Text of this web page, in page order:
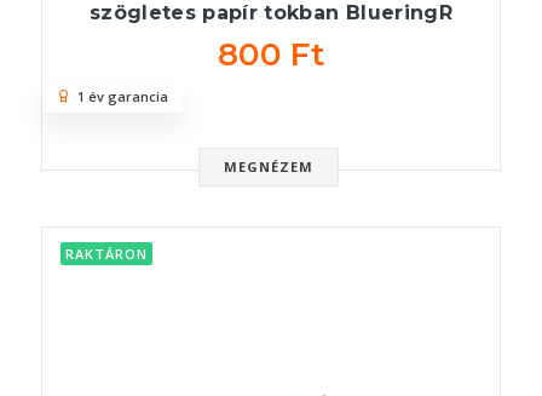
szögletes papír tokban BlueringR
800 Ft
MEGNÉZEM
1 év garancia
RAKTÁRON